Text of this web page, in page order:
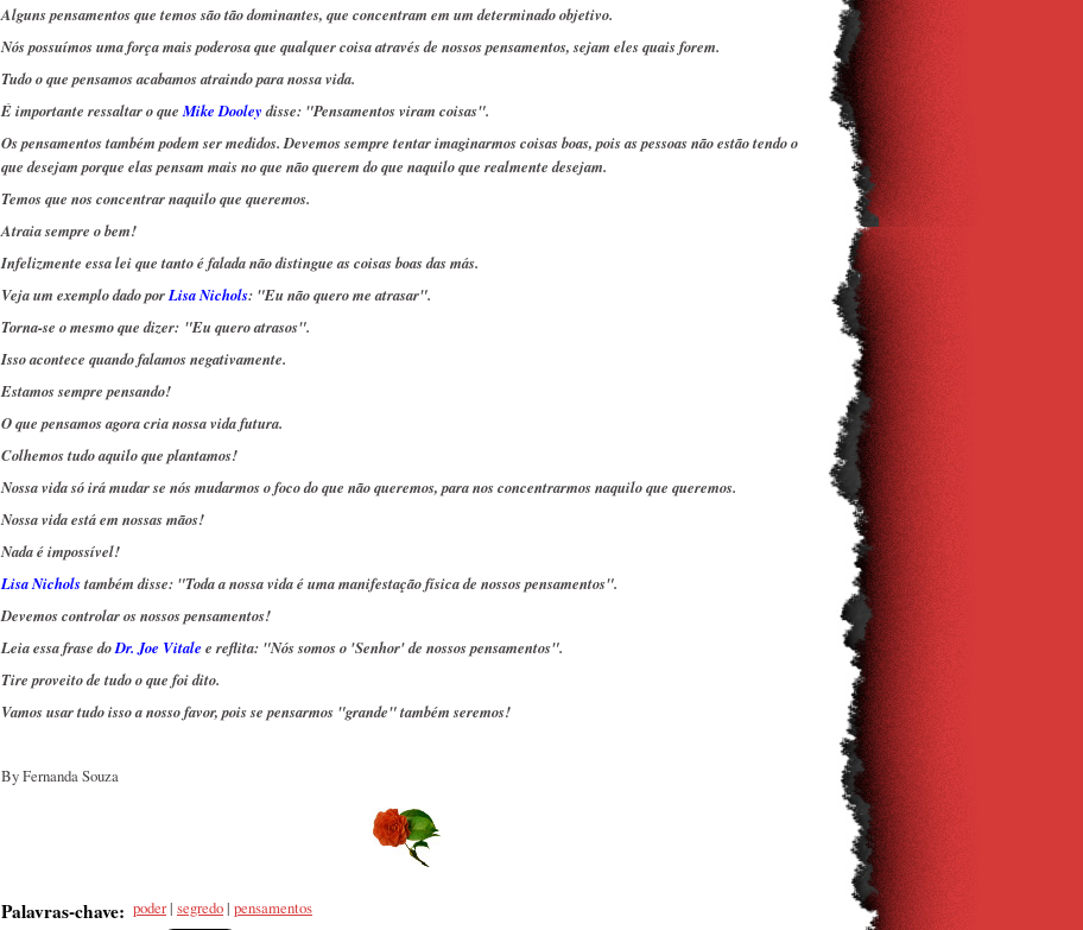
Alguns pensamentos que temos são tão dominantes, que concentram em um determinado objetivo.
Nós possuímos uma força mais poderosa que qualquer coisa através de nossos pensamentos, sejam eles quais forem.
Tudo o que pensamos acabamos atraindo para nossa vida.
É importante ressaltar o queMike Dooleydisse: "Pensamentos viram coisas".
Os pensamentos também podem ser medidos. Devemos sempre tentar imaginarmos coisas boas, pois as pessoas não estão tendo o
que desejam porque elas pensam mais no que não querem do que naquilo que realmente desejam.
Temos que nos concentrar naquilo que queremos.
Atraia sempre o bem!
Infelizmente essa lei que tanto é falada não distingue as coisas boas das más.
Veja um exemplo dado porLisa Nichols: "Eu não quero me atrasar".
Torna-se o mesmo que dizer: "Eu quero atrasos".
Isso acontece quando falamos negativamente.
Estamos sempre pensando!
O que pensamos agora cria nossa vida futura.
Colhemos tudo aquilo que plantamos!
Nossa vida só irá mudar se nós mudarmos o foco do que não queremos, para nos concentrarmos naquilo que queremos.
Nossa vida está em nossas mãos!
Nada é impossível!
Lisa Nicholstambém disse: "Toda a nossa vida é uma manifestação física de nossos pensamentos".
Devemos controlar os nossos pensamentos!
Leia essa frase doDr. Joe Vitale e reflita: "Nós somos o 'Senhor' de nossos pensamentos".
Tire proveito de tudo o que foi dito.
Vamos usar tudo isso a nosso favor, pois se pensarmos "grande" também seremos!
By Fernanda Souza
Palavras-chave: poder| segredo| pensamentos